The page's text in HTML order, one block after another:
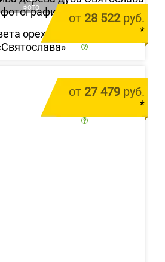
ФОТО
от 28 522руб.
*
орех из массива
от 27 479 руб.
*